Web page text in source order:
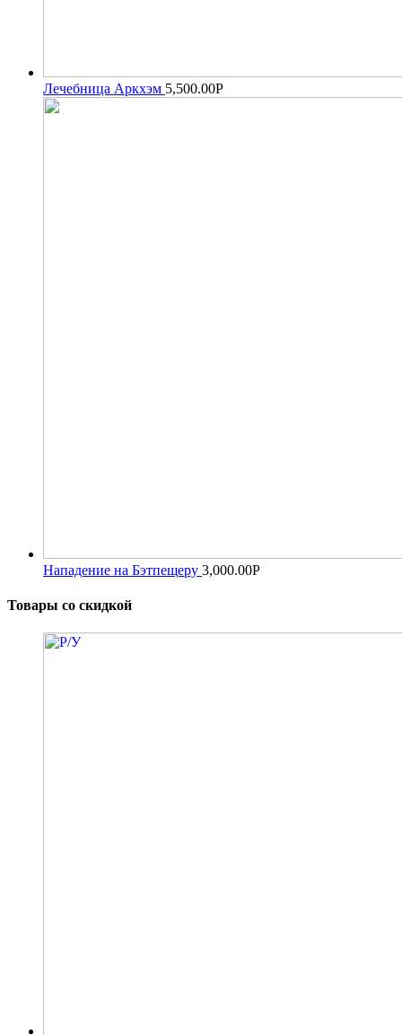
Лечебница Аркхэм 5,500.00Р
Нападение на Бэтпещеру 3,000.00Р
Товары со скидкой